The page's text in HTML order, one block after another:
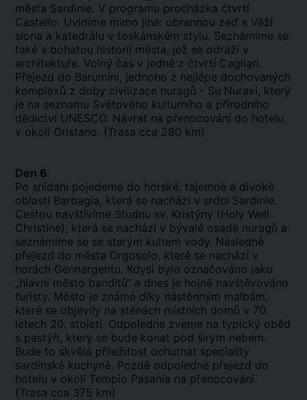
města Sardinie. V programu procházka čtvrtí
Castello. Uvidíme mimo jiné: obrannou zeď s Věží
slona a katedrálu v toskánském stylu. Seznámíme se
také s bohatou historií města, jež se odráží v
architektuře. Volný čas v jedné z čtvrtí Cagliari.
Přejezd do Barumini, jednoho z nejlépe dochovaných
komplexů z doby civilizace nuragů - Su Nuraxi, který
je na seznamu Světového kulturního a přírodního
dědictví UNESCO. Návrat na přenocování do hotelu
v okolí Oristano. (Trasa cca 280 km)
Den 6
Po snídani pojedeme do horské, tajemné a divoké
oblasti Barbagia, která se nachází v srdci Sardinie.
Cestou navštívíme Studnu sv. Kristýny (Holy Well
Christine), která se nachází v bývalé osadě nuragů a
seznámíme se se starým kultem vody. Následně
přejezd do města Orgosolo, které se nachází v
horách Gennargentu. Kdysi bylo označováno jako
„hlavní město banditů“ a dnes je hojně navštěvováno
turisty. Město je známé díky nástěnným malbám,
které se objevily na stěnách místních domů v 70.
letech 20. století. Odpoledne zveme na typický oběd
s pastýři, který se bude konat pod širým nebem.
Bude to skvělá příležitost ochutnat speciality
sardinské kuchyně. Pozdě odpoledne přejezd do
hotelu v okolí Tempio Pasania na přenocování.
(Trasa cca 375 km)